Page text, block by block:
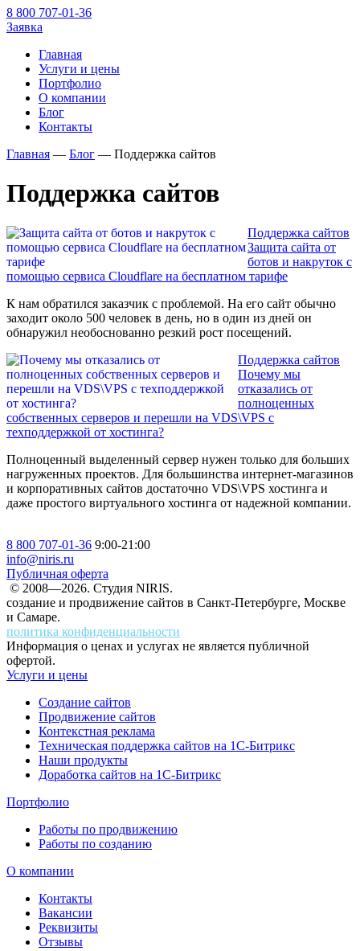
8 800 707-01-36
Заявка
Главная
Услуги и цены
Портфолио
О компании
Блог
Контакты
Главная — Блог — Поддержка сайтов
Поддержка сайтов
Поддержка сайтов
Защита сайта от
ботов и накруток с
помощью сервиса Cloudflare на бесплатном тарифе
К нам обратился заказчик с проблемой. На его сайт обычно
заходит около 500 человек в день, но в один из дней он
обнаружил необоснованно резкий рост посещений.
Поддержка сайтов
Почему мы
отказались от
полноценных
собственных серверов и перешли на VDS\VPS с
техподдержкой от хостинга?
Полноценный выделенный сервер нужен только для больших
нагруженных проектов. Для большинства интернет-магазинов
и корпоративных сайтов достаточно VDS\VPS хостинга и
даже простого виртуального хостинга от надежной компании.
8 800 707-01-36 9:00-21:00
info@niris.ru
Публичная оферта
© 2008—2026. Студия NIRIS.
создание и продвижение сайтов в Санкт-Петербурге, Москве
и Самаре.
политика конфиденциальности
Информация о ценах и услугах не является публичной
офертой.
Услуги и цены
Создание сайтов
Продвижение сайтов
Контекстная реклама
Техническая поддержка сайтов на 1С-Битрикс
Наши продукты
Доработка сайтов на 1С-Битрикс
Портфолио
Работы по продвижению
Работы по созданию
О компании
Контакты
Вакансии
Реквизиты
Отзывы